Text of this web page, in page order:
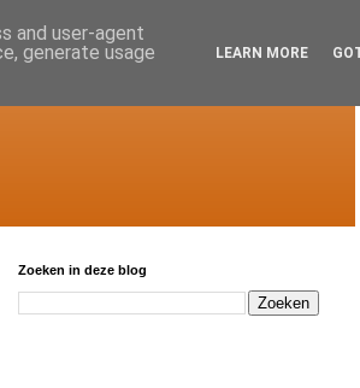
Zoeken in deze blog
and user-agent
generate usage
LEARN MORE